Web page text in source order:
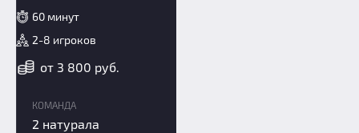
60 минут
2-8 игроков
от 3 800 руб.
КОМАНДА
2 натурала